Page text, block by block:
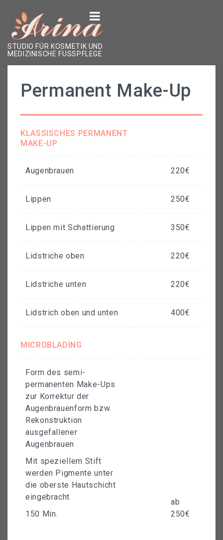
STUDIO FÜR KOSMETIK UND
MEDIZINISCHE FUSSPFLEGE
LEISTUNGEN
Kosmetikbehandlungen
Permanent Make-Up
KLASSISCHES PERMANENT
MAKE-UP
Augenbrauen 220€
Lippen 250€
Lippen mit Schattierung 350€
Lidstriche oben 220€
Lidstriche unten 220€
Lidstrich oben und unten 400€
MICROBLADING
Form des semi-
permanenten Make-Ups
zur Korrektur der
Augenbrauenform bzw.
Rekonstruktion
ausgefallener
Augenbrauen
Mit speziellem Stift
werden Pigmente unter
die oberste Hautschicht
eingebracht
150 Min.
ab
250€